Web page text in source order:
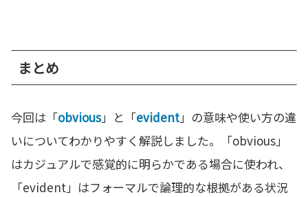
まとめ
今回は「obvious」と「evident」の意味や使い方の違
いについてわかりやすく解説しました。「obvious」
はカジュアルで感覚的に明らかである場合に使われ、
「evident」はフォーマルで論理的な根拠がある状況